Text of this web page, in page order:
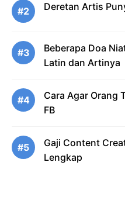
#2 Deretan Artis
#3
Beberapa Doa
Latin dan Artinya
#4
Cara Agar Orang
FB
#5
Gaji Content
Lengkap